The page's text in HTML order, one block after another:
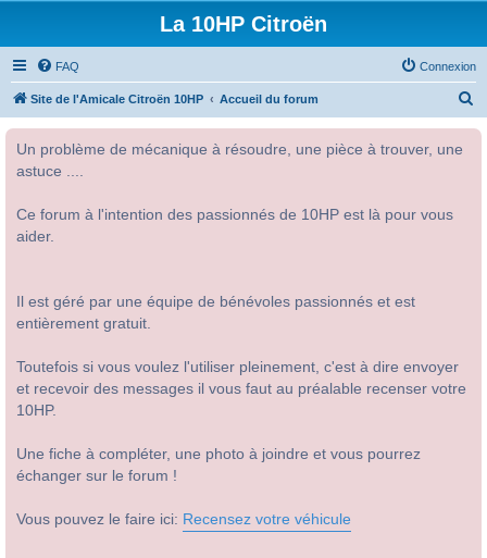
La 10HP Citroën
FAQ Connexion
Site de l'Amicale Citroën 10HP Accueil du forum
Un problème de mécanique à résoudre, une pièce à trouver, une
astuce ....
Ce forum à l'intention des passionnés de 10HP est là pour vous
aider.
Il est géré par une équipe de bénévoles passionnés et est
entièrement gratuit.
Toutefois si vous voulez l'utiliser pleinement, c'est à dire envoyer
et recevoir des messages il vous faut au préalable recenser votre
10HP.
Une fiche à compléter, une photo à joindre et vous pourrez
échanger sur le forum !
Vous pouvez le faire ici: Recensez votre véhicule